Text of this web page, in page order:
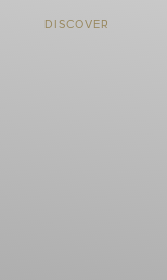
DISCOVER